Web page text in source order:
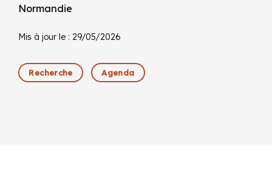
Normandie
Mis à jour le : 29/05/2026
Recherche Agenda